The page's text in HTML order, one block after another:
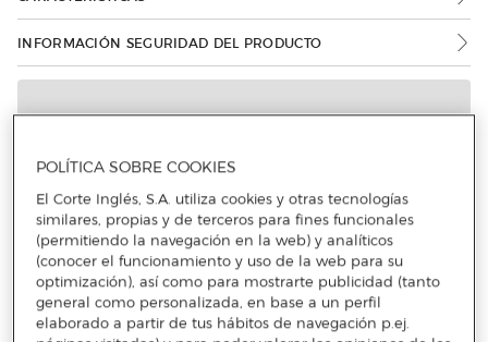
INFORMACIÓN SEGURIDAD DEL PRODUCTO
Más info
POLÍTICA SOBRE COOKIES
El Corte Inglés, S.A. utiliza cookies y otras tecnologías
similares, propias y de terceros para fines funcionales
(permitiendo la navegación en la web) y analíticos
(conocer el funcionamiento y uso de la web para su
optimización), así como para mostrarte publicidad (tanto
general como personalizada, en base a un perfil
elaborado a partir de tus hábitos de navegación p.ej.